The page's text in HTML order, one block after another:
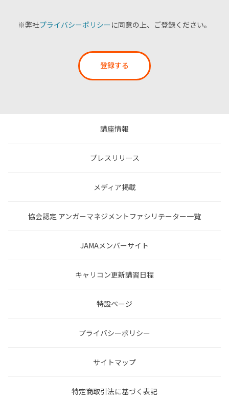
※弊社プライバシーポリシーに同意の上、ご登録ください。
登録する
講座情報
プレスリリース
メディア掲載
協会認定 アンガーマネジメントファシリテーター一覧
JAMAメンバーサイト
キャリコン更新講習日程
特設ページ
プライバシーポリシー
サイトマップ
特定商取引法に基づく表記